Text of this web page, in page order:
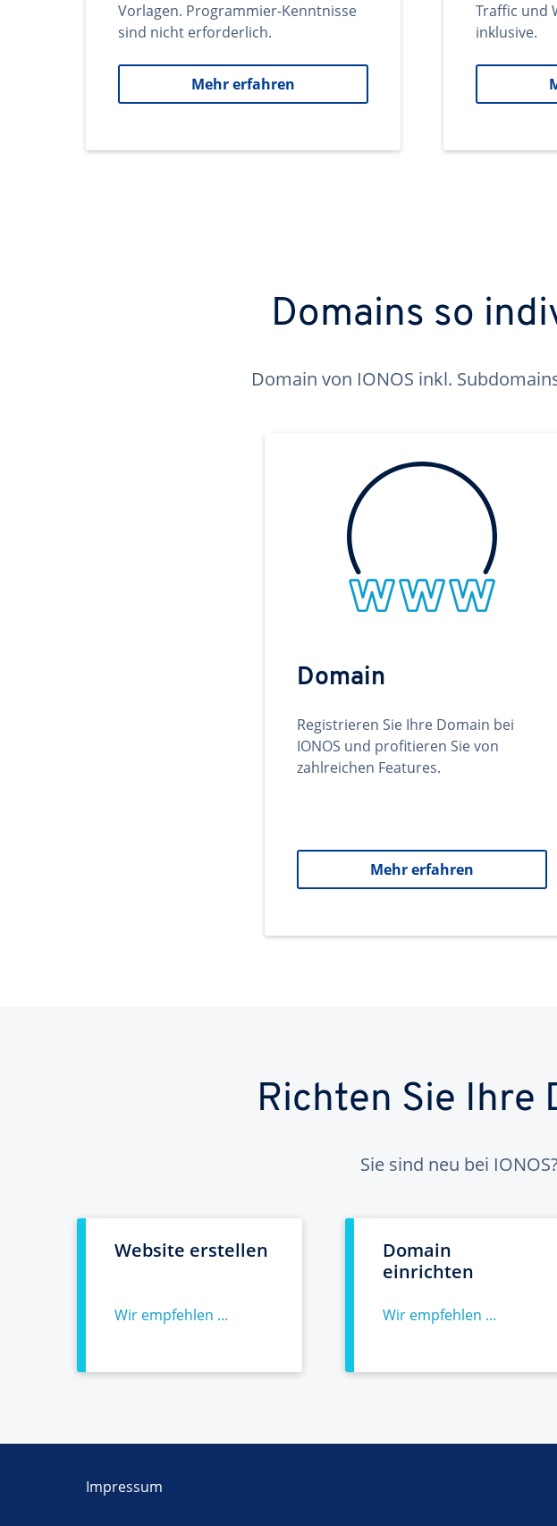
Vorlagen. Programmier-Kenntnisse
sind nicht erforderlich.
Mehr erfahren
Traffic und
inklusive.
Domains so
Domain von IONOS inkl.
Domain
Registrieren Sie Ihre Domain bei
IONOS und profitieren Sie von
zahlreichen Features.
Mehr erfahren
Richten Sie Ihre
Sie sind neu bei
Website erstellen
Wir empfehlen ...
Domain
einrichten
Wir empfehlen ...
Impressum